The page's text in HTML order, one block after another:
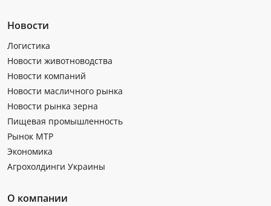
Новости
Логистика
Новости животноводства
Новости компаний
Новости масличного рынка
Новости рынка зерна
Пищевая промышленность
Рынок МТР
Экономика
Агрохолдинги Украины
О компании